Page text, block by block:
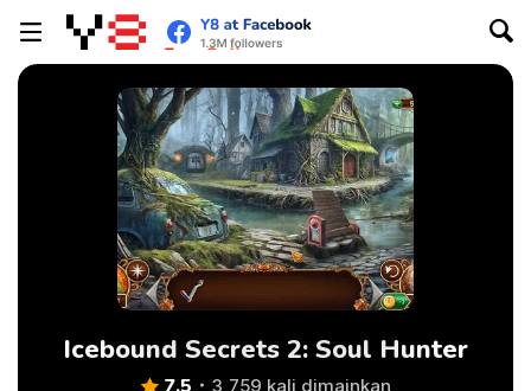
Icebound Secrets 2: Soul Hunter
3,759 kali dimainkan